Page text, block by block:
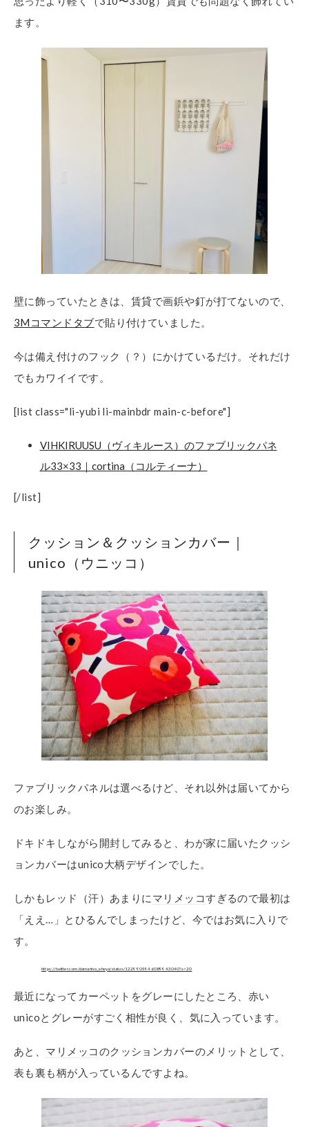
ます。
壁に飾っていたときは、賃貸で画鋲や釘が打てないので、
3Mコマンドタブで貼り付けていました。
今は備え付けのフック（？）にかけているだけ。それだけ
でもカワイイです。
[list class="li-yubi li-mainbdr main-c-before"]
VIHKIRUUSU（ヴィキルース）のファブリックパネ
ル33×33｜cortina（コルティーナ）
[/list]
クッション＆クッションカバー｜
unico（ウニッコ）
ファブリックパネルは選べるけど、それ以外は届いてから
のお楽しみ。
ドキドキしながら 開封 してみると、わが家に届いたクッシ
ョンカバーはunico大柄デザインでした。
しかもレッド（汗）あまりに マリメッコすぎるので最初は
「ええ…」とひるんでしまったけど、今ではお気に入りで
す。
https://twitter.com/damarino_oheya/status/1229905946089943040?s=20
最近になってカーペットをグレーにしたところ、赤い
unicoとグレーがすごく相性が良く、気に入っています。
あと、 マリメッコ のクッションカバーのメリットとして、
表も裏も柄が入っているんですよね。